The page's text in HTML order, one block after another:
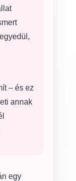
– és ez
annak
egy